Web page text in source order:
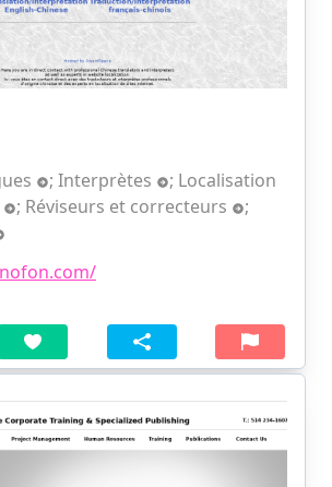
; Interprètes ; Localisation
; Réviseurs et correcteurs
;